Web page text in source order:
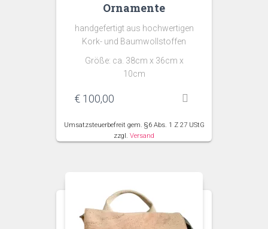
Ornamente
handgefertigt aus hochwertigen
Kork- und Baumwollstoffen
Größe: ca. 38cm x 36cm x
10cm
€ 100,00
Umsatzsteuerbefreit gem. §6 Abs. 1 Z 27 UStG
zzgl. Versand